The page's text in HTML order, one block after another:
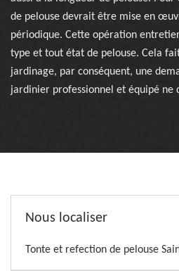
de pelouse devrait être mise en
périodique. Cette opération
type et tout état de pelouse. Cela
jardinage, par conséquent, une
jardinier professionnel et équipé ne
Nous localiser
Tonte et refection de pelouse